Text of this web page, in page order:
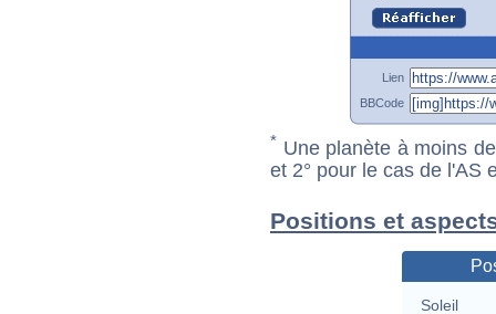
Lien
BBCode
* Une planète à moins
et 2° pour le cas de l'AS
Positions et
Soleil